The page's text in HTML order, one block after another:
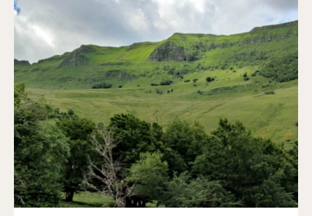
l'Espace EDF Odyssélec et l'Usine. VISITES
POSSIBLES (réservation fortement conseillée) -
VISITE GUIDÉE DE L'ESPACE EDF ODYSSÈLEC
ET/OU VISITE GUIDÉE DE L'USINE - ESPACE
EDF ODYSSÈLEC EN VISITE LIBRE - JEU
MISSION TURBINE Attention conditions de visites
liées au PLAN VIGIPIRATE : OBLIGATOIRES :
Chaussures plates et fermées, vêtements couvrants
bras et jambes, carte d'identité pour les majeures.
INTERDITS : Sacs de toute nature, appareils photos,
téléphones portables Soyez vigilants si une de ces
conditions n'est pas respectée, nous ne pourrons pas
vous accueillir en visite. Informations pratiques : lors
de la prise de réservation, un mail de confirmation est
obligatoirement envoyé. Si cela n'est pas le cas, la
réservation n'a pas été prise en compte ou une erreur